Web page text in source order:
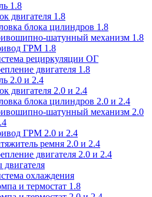
1.8
двигателя 1.8
блока цилиндров 1.8
шатунный механизм 1.8
ГРМ 1.8
рециркуляции ОГ
двигателя 1.8
2.0 и 2.4
двигателя 2.0 и 2.4
блока цилиндров 2.0 и 2.4
шатунный механизм 2.0
ГРМ 2.0 и 2.4
ремня 2.0 и 2.4
двигателя 2.0 и 2.4
охлаждения
и термостат 1.8